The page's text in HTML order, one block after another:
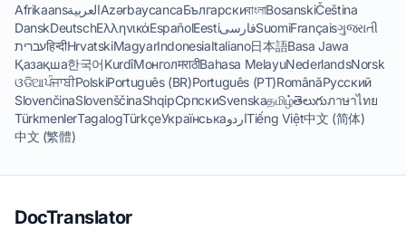
AfrikaansالعربيةAzərbaycancaБългарскиবাংলাBosanskiČeština
DanskDeutschΕλληνικάEspañolEestiفارسیSuomiFrançaisગુજરાતી
עבריתहिन्दीHrvatskiMagyarIndonesiaItaliano日本語Basa Jawa
Қазақша한국어KurdîМонголमराठीBahasa MelayuNederlandsNorsk
ଓଡିଆਪੰਜਾਬੀPolskiPortuguês (BR)Português (PT)RomânăРусский
SlovenčinaSlovenščinaShqipСрпскиSvenskaதமிழ்తెలుగుภาษาไทย
TürkmenlerTagalogTürkçeУкраїнськаاردوTiếng Việt中文 (简体)
中文 (繁體)
DocTranslator